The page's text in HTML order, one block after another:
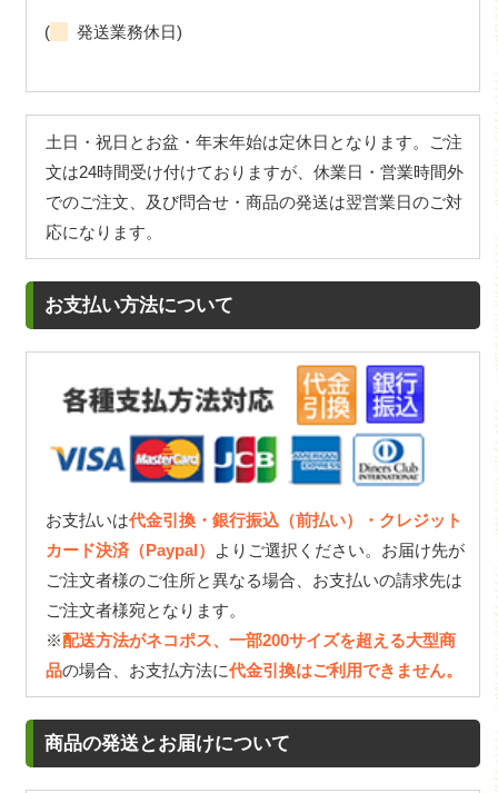
( 発送業務休日)
土日・祝日とお盆・年末年始は定休日となります。ご注
文は24時間受け付けておりますが、休業日・営業時間外
でのご注文、及び問合せ・商品の発送は翌営業日のご対
応になります。
お支払い方法について
お支払いは代金引換・銀行振込（前払い）・クレジット
カード決済（Paypal）
よりご選択ください。お届け先が
ご注文者様のご住所と異なる場合、お支払いの請求先は
ご注文者様宛となります。
※配送方法がネコポス、一部200サイズを超える大型商
品の場合、お支払方法に代金引換はご利用できません。
商品の発送とお届けについて